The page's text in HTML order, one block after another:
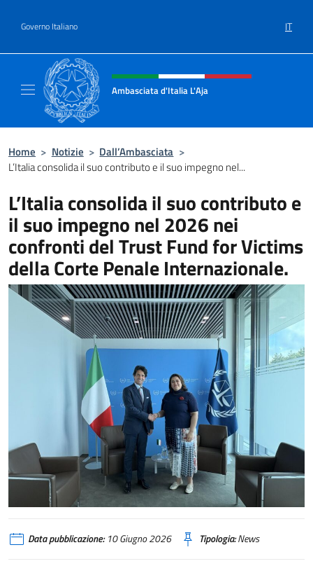
Governo Italiano IT
Intestazione sito, social e menù
Ambasciata d'Italia L'Aja
Home > Notizie > Dall’Ambasciata >
L’Italia consolida il suo contributo e il suo impegno nel...
L’Italia consolida il suo contributo e
il suo impegno nel 2026 nei
confronti del Trust Fund for Victims
della Corte Penale Internazionale.
Data pubblicazione:10 Giugno 2026 Tipologia:News